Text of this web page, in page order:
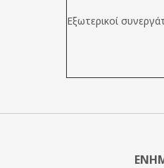
Εξωτερικοί